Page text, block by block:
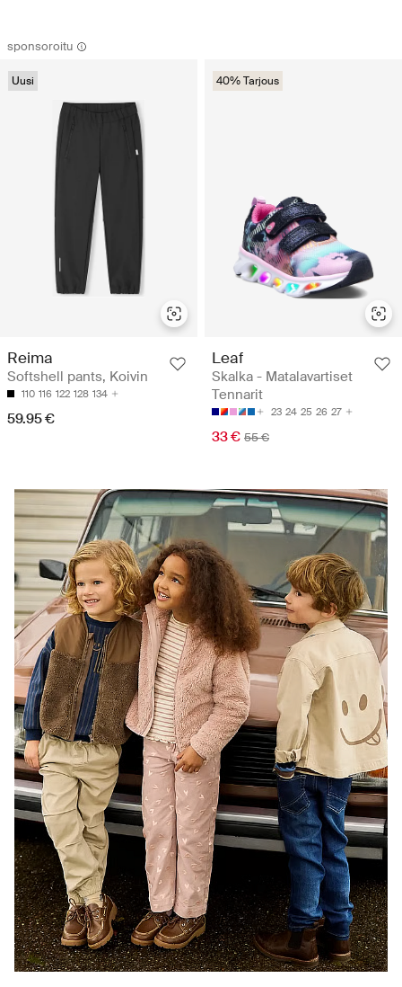
sponsoroitu
Uusi
Reima
Softshell pants, Koivin
110 116 122 128 134
59.95 €
40% Tarjous
Leaf
Skalka - Matalavartiset
Tennarit
23 24 25 26 27
33 € 55 €